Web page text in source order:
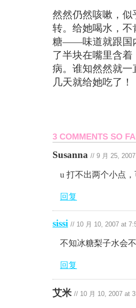
然然仍然咳嗽，
转。给她喝水，不
糖——味道就跟国
了半块在嘴里含
病。谁知然然就
几天就给她吃了！
3 COMMENTS SO
Susanna // 9 月 25,
u 打不出两个小点
回复
sissi // 10 月 10, 2007 at
不知冰糖梨子水会
回复
艾米 // 10 月 10, 2007 at